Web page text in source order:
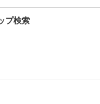
プ検索